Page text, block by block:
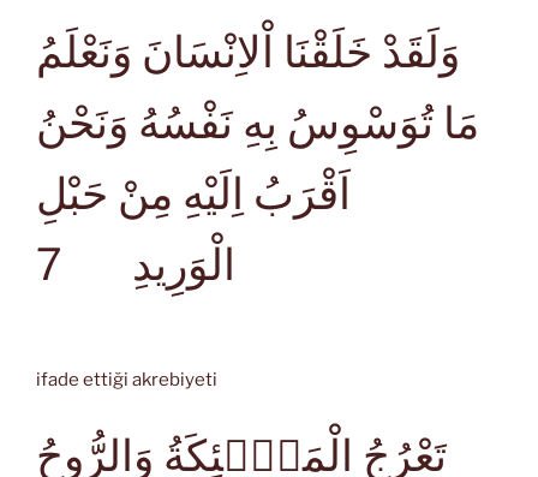
وَلَقَدْ خَلَقْنَا اْلاِنْسَانَ وَنَعْلَمُ
مَا تُوَسْوِسُ بِهِ نَفْسُهُ وَنَحْنُ
اَقْرَبُ اِلَيْهِ مِنْ حَبْلِ
الْوَرِيدِ
7
ifade ettiği akrebiyeti
تَعْرُجُ الْمَلٰۤئِكَةُ وَالرُّوحُ